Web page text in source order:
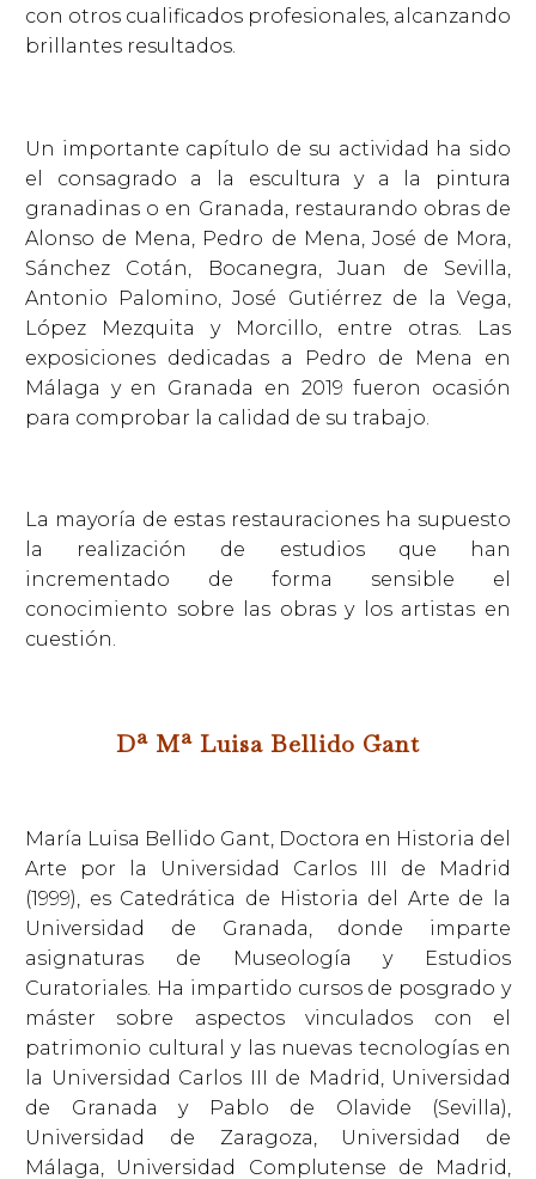
con otros cualificados profesionales, alcanzando
brillantes resultados.
Un importante capítulo de su actividad ha sido
el consagrado a la escultura y a la pintura
granadinas o en Granada, restaurando obras de
Alonso de Mena, Pedro de Mena, José de Mora,
Sánchez Cotán, Bocanegra, Juan de Sevilla,
Antonio Palomino, José Gutiérrez de la Vega,
López Mezquita y Morcillo, entre otras. Las
exposiciones dedicadas a Pedro de Mena en
Málaga y en Granada en 2019 fueron ocasión
para comprobar la calidad de su trabajo.
La mayoría de estas restauraciones ha supuesto
la realización de estudios que han
incrementado de forma sensible el
conocimiento sobre las obras y los artistas en
cuestión.
Dª Mª Luisa Bellido Gant
María Luisa Bellido Gant, Doctora en Historia del
Arte por la Universidad Carlos III de Madrid
(1999), es Catedrática de Historia del Arte de la
Universidad de Granada, donde imparte
asignaturas de Museología y Estudios
Curatoriales. Ha impartido cursos de posgrado y
máster sobre aspectos vinculados con el
patrimonio cultural y las nuevas tecnologías en
la Universidad Carlos III de Madrid, Universidad
de Granada y Pablo de Olavide (Sevilla),
Universidad de Zaragoza, Universidad de
Málaga, Universidad Complutense de Madrid,